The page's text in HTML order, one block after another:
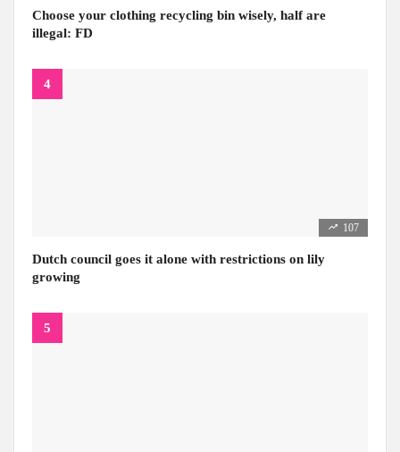
Choose your clothing recycling bin wisely, half are
illegal: FD
107
Dutch council goes it alone with restrictions on lily
growing